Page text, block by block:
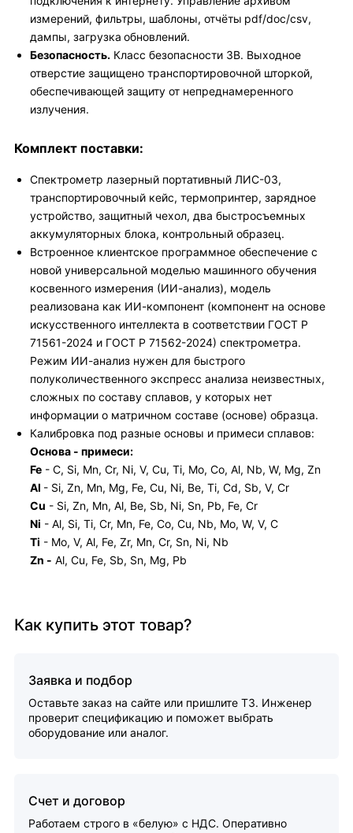
измерений, фильтры, шаблоны, отчёты pdf/doc/csv,
дампы, загрузка обновлений.
Безопасность. Класс безопасности 3B. Выходное
отверстие защищено транспортировочной шторкой,
обеспечивающей защиту от непреднамеренного
излучения.
Комплект поставки:
Спектрометр лазерный портативный ЛИС-03,
транспортировочный кейс, термопринтер, зарядное
устройство, защитный чехол, два быстросъемных
аккумуляторных блока, контрольный образец.
Встроенное клиентское программное обеспечение с
новой универсальной моделью машинного обучения
косвенного измерения (ИИ-анализ), модель
реализована как ИИ-компонент (компонент на основе
искусственного интеллекта в соответствии ГОСТ Р
71561-2024 и ГОСТ Р 71562-2024) спектрометра.
Режим ИИ-анализ нужен для быстрого
полуколичественного экспресс анализа неизвестных,
сложных по составу сплавов, у которых нет
информации о матричном составе (основе) образца.
Калибровка под разные основы и примеси сплавов:
Основа - примеси:
Fe - C, Si, Mn, Cr, Ni, V, Cu, Ti, Mo, Co, Al, Nb, W, Mg, Zn
Al - Si, Zn, Mn, Mg, Fe, Cu, Ni, Be, Ti, Cd, Sb, V, Cr
Cu - Si, Zn, Mn, Al, Be, Sb, Ni, Sn, Pb, Fe, Cr
Ni - Al, Si, Ti, Cr, Mn, Fe, Co, Cu, Nb, Mo, W, V, C
Ti - Mo, V, Al, Fe, Zr, Mn, Cr, Sn, Ni, Nb
Zn - Al, Cu, Fe, Sb, Sn, Mg, Pb
Как купить этот товар?
Заявка и подбор
Оставьте заказ на сайте или пришлите ТЗ. Инженер
проверит спецификацию и поможет выбрать
оборудование или аналог.
Счет и договор
Работаем строго в «белую» с НДС. Оперативно